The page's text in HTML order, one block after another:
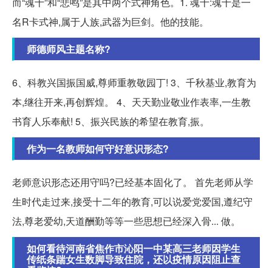
名R卡式神,属于人族,武器为巨剑。他的技能。
师德师风主题名称?
6、科教兴国振国威,尊师重教敬园丁! 3、千秋基业,教育为
本,继往开来,再创辉煌。 4、天天勤业敬业作表率,一生教
书育人乐奉献! 5、振兴民族的希望在教育,振。
作为一名教师如何守好意识形态?
老师意识形态还用守吗?已经基本固化了。 首先老师从学
生时代走过来,接受十二年的教育,可以说爱党爱国,遵纪守
法,尊老爱幼,天道酬勤等等一些思想已经深入骨... 做。
如何看待河南省焦作市沁阳一中某高三老师因学生
传纸条踹女生数脚导致住院，还以疫情原因阻止查